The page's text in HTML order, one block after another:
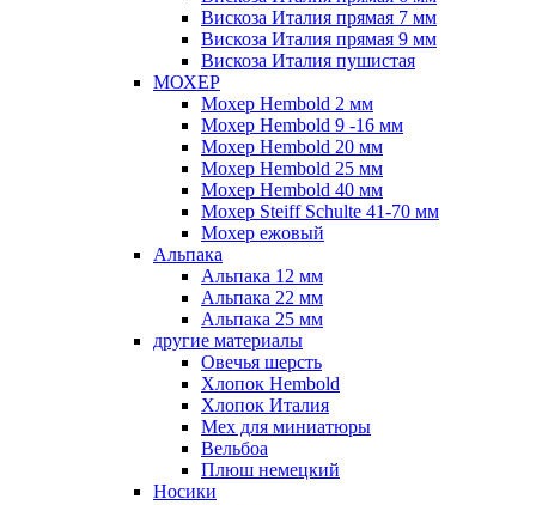
Вискоза Италия прямая 7 мм
Вискоза Италия прямая 9 мм
Вискоза Италия пушистая
МОХЕР
Мохер Hembold 2 мм
Мохер Hembold 9 -16 мм
Мохер Hembold 20 мм
Мохер Hembold 25 мм
Мохер Hembold 40 мм
Мохер Steiff Schulte 41-70 мм
Мохер ежовый
Альпака
Альпака 12 мм
Альпака 22 мм
Альпака 25 мм
другие материалы
Овечья шерсть
Хлопок Hembold
Хлопок Италия
Мех для миниатюры
Вельбоа
Плюш немецкий
Носики